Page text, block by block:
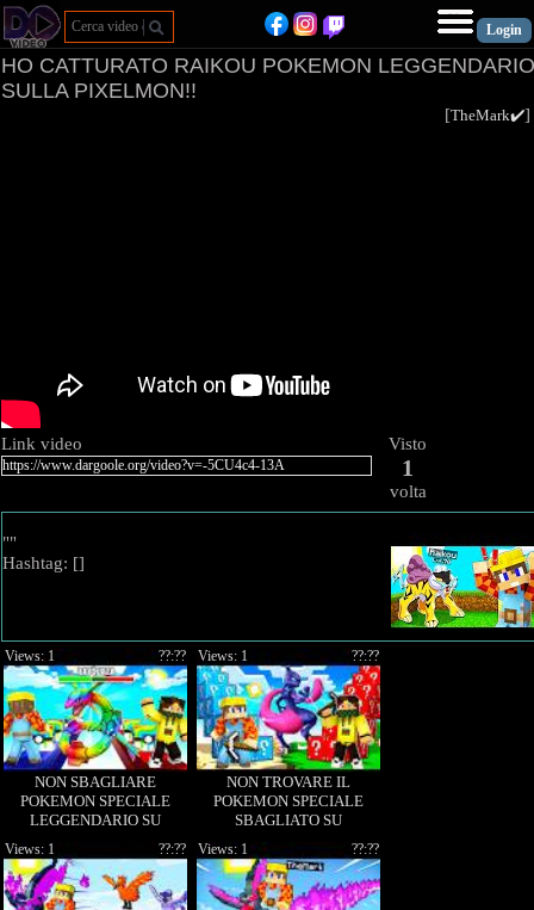
HO CATTURATO RAIKOU POKEMON LEGGENDARIO
SULLA PIXELMON!!
[TheMark✔️]
Link video Visto
1
volta
""
Hashtag: []
NON SBAGLIARE
POKEMON SPECIALE
LEGGENDARIO SU
MINECRAFT - ITA
??:??
Views: 1
NON TROVARE IL
POKEMON SPECIALE
SBAGLIATO SU
MINECRAFT - ITA
??:??
Views: 1
??:??
Views: 1 ??:??
Views: 1